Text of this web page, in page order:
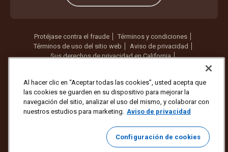
Protéjase contra el fraude
Términos y condiciones
Términos de uso del sitio web
Aviso de privacidad
Sus derechos de privacidad en California
Copyright ©1994 - 2026 United Parcel Service of America, Inc. Todos
los derechos reservados. ¿Ya no quiere recibir actualizaciones por
correo electrónico?
Cancelar la suscripción aquí
Para actualizar todas las demás preferencias de correo electrónico o
cancelar la suscripción a los correos electrónicos de marketing de
haga clic aquí.
Al hacer clic en “Aceptar todas las cookies”, usted acepta que
las cookies se guarden en su dispositivo para mejorar la
navegación del sitio, analizar el uso del mismo, y colaborar con
nuestros estudios para marketing. Aviso de privacidad
Configuración de cookies